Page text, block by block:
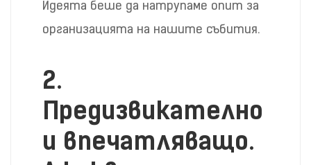
Идеята беше да натрупаме опит за
организацията на нашите събития.
2.
Предизвикателно
и впечатляващо.